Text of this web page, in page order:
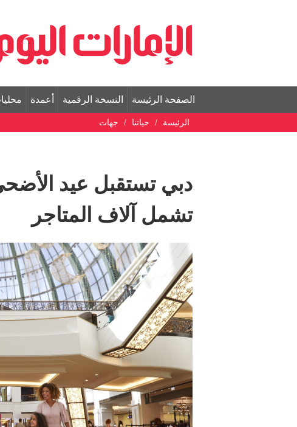
الصفحة الرئيسة النسخة الرقمية أعمدة
الرئيسة حياتنا جهات
دبي تستقبل عيد
تشمل آلاف المتاجر